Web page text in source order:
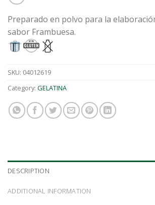
Preparado en polvo para la
sabor Frambuesa.
SKU: 04012619
Category: GELATINA
DESCRIPTION
ADDITIONAL INFORMATION